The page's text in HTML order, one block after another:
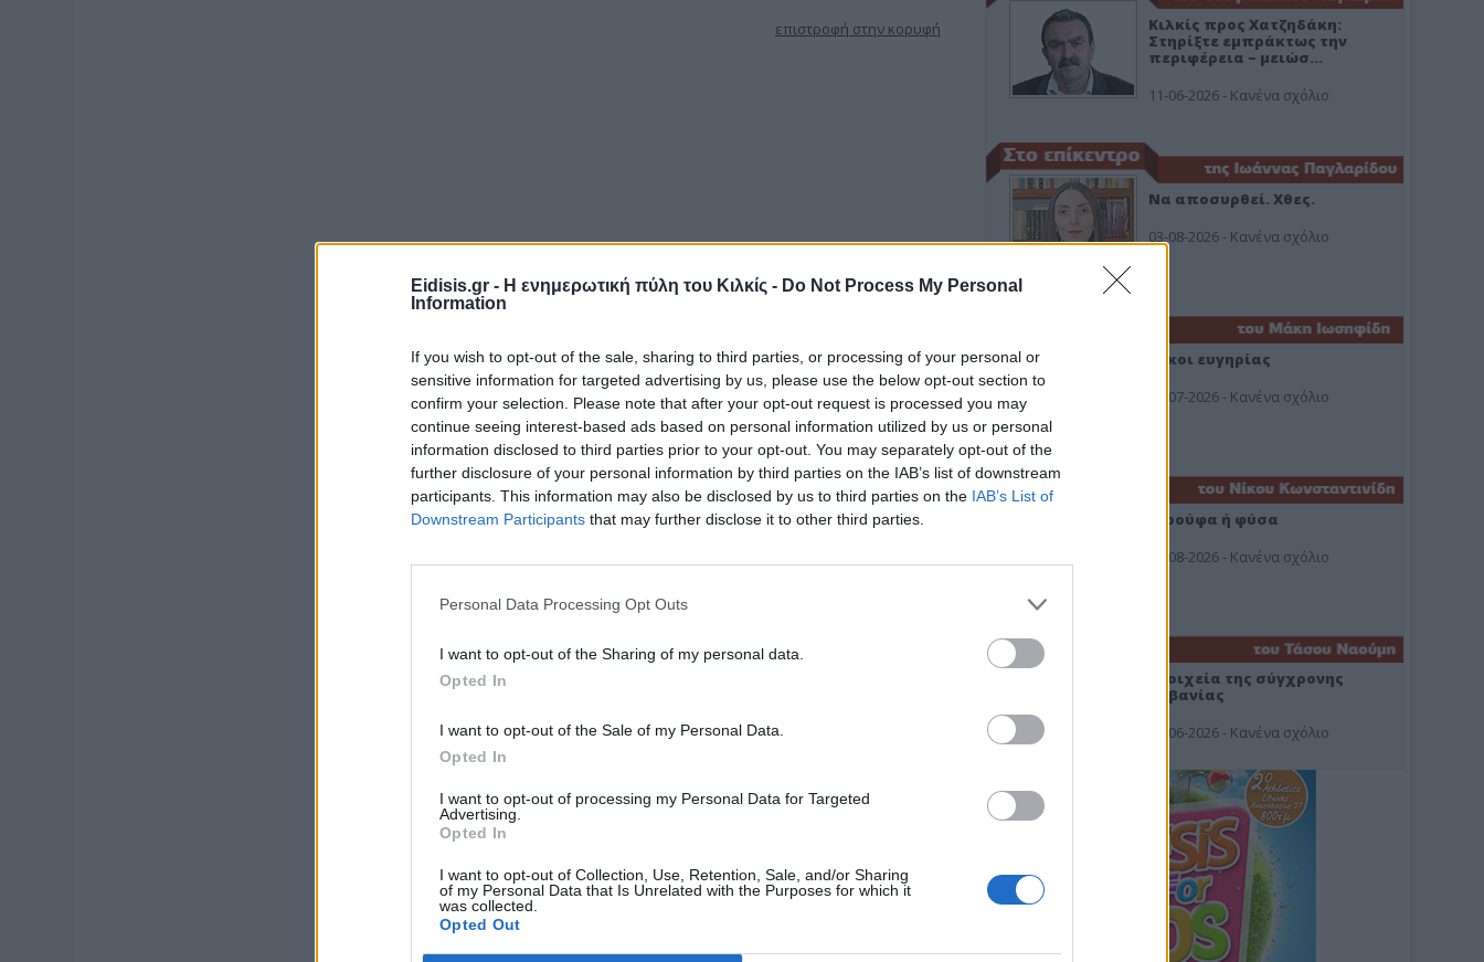
Eidisis.gr - Η ενημερωτική πύλη του Κιλκίς - Do Not Process My Personal
Information
If you wish to opt-out of the sale, sharing to third parties, or processing of your personal or
sensitive information for targeted advertising by us, please use the below opt-out section to
confirm your selection. Please note that after your opt-out request is processed you may
continue seeing interest-based ads based on personal information utilized by us or personal
information disclosed to third parties prior to your opt-out. You may separately opt-out of the
further disclosure of your personal information by third parties on the IAB’s list of downstream
participants. This information may also be disclosed by us to third parties on the IAB’s List of
Downstream Participants that may further disclose it to other third parties.
Personal Data Processing Opt Outs
I want to opt-out of the Sharing of my personal data.
Opted In
I want to opt-out of the Sale of my Personal Data.
Opted In
I want to opt-out of processing my Personal Data for Targeted
Advertising.
Opted In
I want to opt-out of Collection, Use, Retention, Sale, and/or Sharing
of my Personal Data that Is Unrelated with the Purposes for which it
was collected.
Opted Out
επιστροφή στην κορυφή
Κιλκίς προς Χατζηδάκη:
Στηρίξτε εμπράκτως την
περιφέρεια – μειώσ…
11-06-2026 - Κανένα σχόλιο
Να αποσυρθεί. Χθες.
03-08-2026 - Κανένα σχόλιο
Οίκοι ευγηρίας
24-07-2026 - Κανένα σχόλιο
Ή ρούφα ή φύσα
03-08-2026 - Κανένα σχόλιο
Στοιχεία της σύγχρονης
Αλβανίας
19-06-2026 - Κανένα σχόλιο